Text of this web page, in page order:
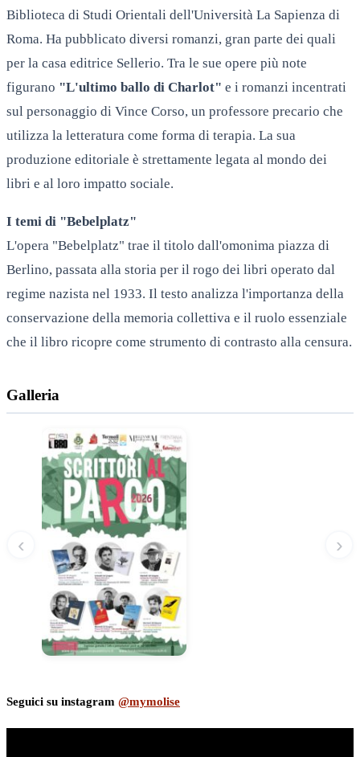
Biblioteca di Studi Orientali dell'Università La Sapienza di
Roma. Ha pubblicato diversi romanzi, gran parte dei quali
per la casa editrice Sellerio. Tra le sue opere più note
figurano "L'ultimo ballo di Charlot" e i romanzi incentrati
sul personaggio di Vince Corso, un professore precario che
utilizza la letteratura come forma di terapia. La sua
produzione editoriale è strettamente legata al mondo dei
libri e al loro impatto sociale.
I temi di "Bebelplatz"
L'opera "Bebelplatz" trae il titolo dall'omonima piazza di
Berlino, passata alla storia per il rogo dei libri operato dal
regime nazista nel 1933. Il testo analizza l'importanza della
conservazione della memoria collettiva e il ruolo essenziale
che il libro ricopre come strumento di contrasto alla censura.
Galleria
‹ ›
Seguici su instagram @mymolise